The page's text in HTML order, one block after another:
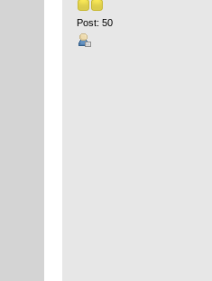
Post: 50